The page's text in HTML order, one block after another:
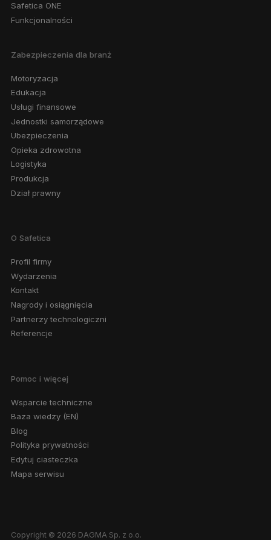
Safetica ONE
Funkcjonalności
Zabezpieczenia dla branż
Motoryzacja
Edukacja
Usługi finansowe
Jednostki samorządowe
Ubezpieczenia
Opieka zdrowotna
Logistyka
Produkcja
Dział prawny
O Safetica
Profil firmy
Wydarzenia
Kontakt
Nagrody i osiągnięcia
Partnerzy technologiczni
Referencje
Pomoc i więcej
Wsparcie techniczne
Baza wiedzy (EN)
Blog
Polityka prywatności
Edytuj ciasteczka
Mapa serwisu
Copyright © 2026 DAGMA Sp. z o.o.